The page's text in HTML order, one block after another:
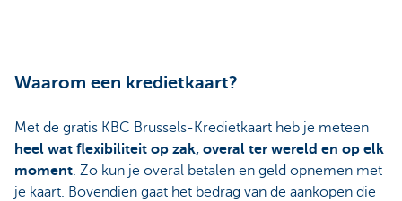
Waarom een kredietkaart?
Met de gratis KBC Brussels-Kredietkaart heb je meteen
heel wat flexibiliteit op zak, overal ter wereld en op elk
moment. Zo kun je overal betalen en geld opnemen met
je kaart. Bovendien gaat het bedrag van de aankopen die